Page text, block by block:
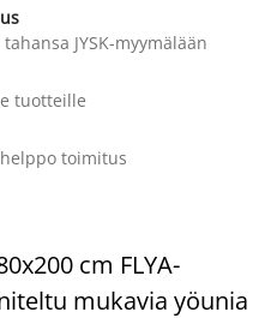
JYSK-myymälään
tuotteille
toimitus
cm FLYA-
mukavia yöunia